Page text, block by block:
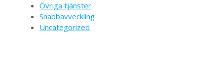
Övriga tjänster
Snabbavveckling
Uncategorized